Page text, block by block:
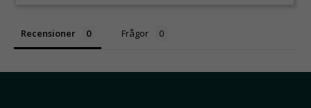
Recensioner Frågor